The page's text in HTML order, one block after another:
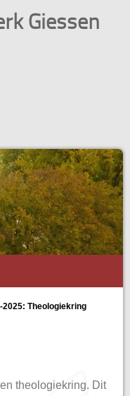
Giessen
2025: Theologiekring
theologiekring. Dit